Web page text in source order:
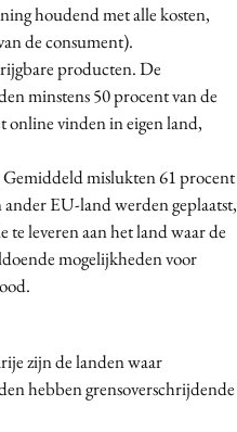
houdend met alle kosten,
de consument).
producten. De
minstens 50 procent van de
online vinden in eigen land,
mislukten 61 procent
EU-land werden geplaatst,
leveren aan het land waar de
mogelijkheden voor
zijn de landen waar
hebben grensoverschrijdende